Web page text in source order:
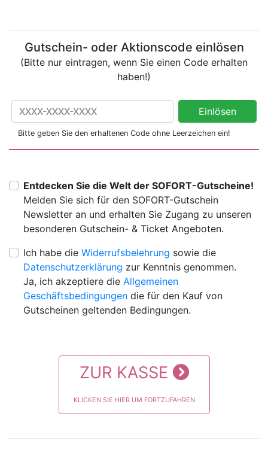
Gutschein- oder Aktionscode einlösen
(Bitte nur eintragen, wenn Sie einen Code erhalten
haben!)
Gutschein- oder Aktionscode einlösen
(Bitte nur eintragen, wenn Sie einen Code erhalten haben!)
Einlösen
Bitte geben Sie den erhaltenen Code ohne Leerzeichen ein!
Entdecken Sie die Welt der SOFORT-Gutscheine!
Melden Sie sich für den SOFORT-Gutschein
Newsletter an und erhalten Sie Zugang zu unseren
besonderen Gutschein- & Ticket Angeboten.
Ich habe die Widerrufsbelehrung sowie die
Datenschutzerklärung zur Kenntnis genommen.
Ja, ich akzeptiere die Allgemeinen
Geschäftsbedingungen die für den Kauf von
Gutscheinen geltenden Bedingungen.
ZUR KASSE
KLICKEN SIE HIER UM FORTZUFAHREN